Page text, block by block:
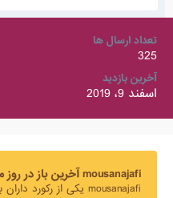
تعداد ارسال ها
325
آخرین بازدید
اسفند 9، 2019
mousanajafi آخرین باز در روز مهر 27 2020 برنده شده
mousanajafi یکی از رکورد داران بیشترین تعداد پسند مطالب است !